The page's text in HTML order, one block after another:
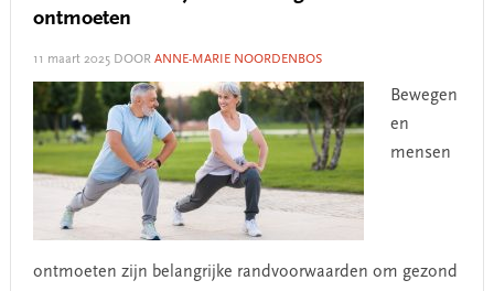
ontmoeten
11 maart 2025DOOR ANNE-MARIE NOORDENBOS
Bewegen
en
mensen
ontmoeten zijn belangrijke randvoorwaarden om gezond